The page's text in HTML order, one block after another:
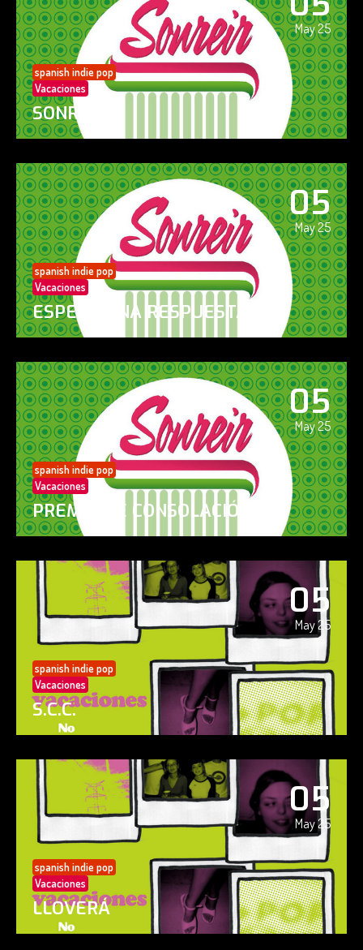
May 25
spanish indie pop
Vacaciones
SONREÍR
05
May 25
spanish indie pop
Vacaciones
ESPERO UNA RESPUESTA
05
May 25
spanish indie pop
Vacaciones
PREMIO DE CONSOLACIÓN
05
May 25
spanish indie pop
Vacaciones
S.C.C.
05
May 25
spanish indie pop
Vacaciones
LLOVERÁ